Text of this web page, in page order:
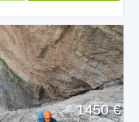
1450 €